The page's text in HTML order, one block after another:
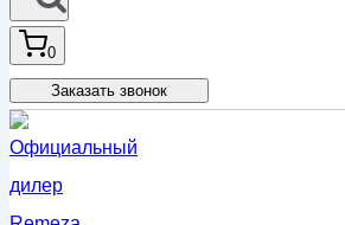
0
Заказать звонок